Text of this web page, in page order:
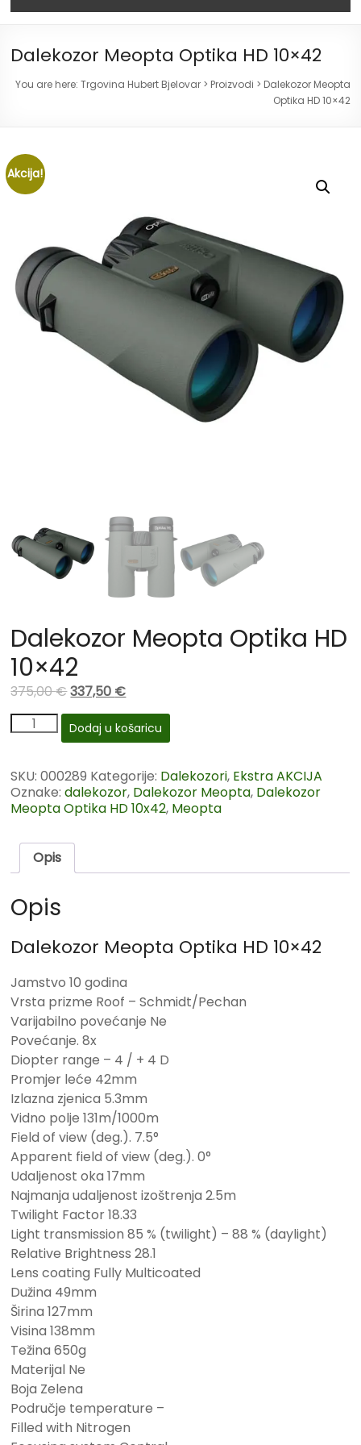
Dalekozor Meopta Optika HD 10×42
You are here: Trgovina Hubert Bjelovar> Proizvodi > Dalekozor Meopta
Optika HD 10×42
Akcija!
Dalekozor Meopta Optika HD
10×42
375,00€337,50 €
Dodaj u košaricu
SKU:000289 Kategorije: Dalekozori, Ekstra AKCIJA
Oznake:dalekozor, Dalekozor Meopta, Dalekozor
Meopta Optika HD 10x42, Meopta
Opis
Opis
Dalekozor Meopta Optika HD 10×42
Jamstvo 10 godina
Vrsta prizme Roof – Schmidt/Pechan
Varijabilno povećanje Ne
Povećanje. 8x
Diopter range – 4 / + 4 D
Promjer leće 42mm
Izlazna zjenica 5.3mm
Vidno polje 131m/1000m
Field of view (deg.). 7.5°
Apparent field of view (deg.). 0°
Udaljenost oka 17mm
Najmanja udaljenost izoštrenja 2.5m
Twilight Factor 18.33
Light transmission 85 % (twilight) – 88 % (daylight)
Relative Brightness 28.1
Lens coating Fully Multicoated
Dužina 49mm
Širina 127mm
Visina 138mm
Težina 650g
Materijal Ne
Boja Zelena
Područje temperature –
Filled with Nitrogen